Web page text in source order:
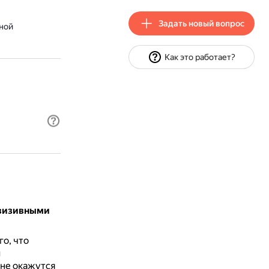
что
окажутся
Задать новый вопрос
Как это работает?